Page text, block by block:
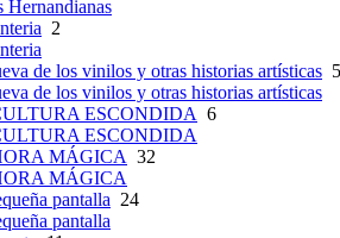
Hernandianas
2
de los vinilos y otras historias artísticas
de los vinilos y otras historias artísticas
ESCONDIDA 6
ESCONDIDA
MÁGICA 32
MÁGICA
pantalla 24
pantalla